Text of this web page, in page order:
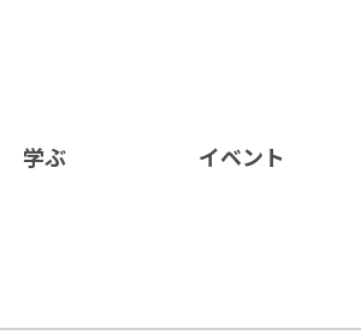
学ぶ イベント